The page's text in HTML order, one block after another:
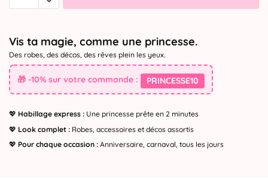
Vis ta magie, comme une princesse.
Des robes, des décos, des rêves plein les yeux.
🎁 -10% sur votre commande : PRINCESSE10
💖 Habillage express : Une princesse prête en 2 minutes
💖 Look complet : Robes, accessoires et décos assortis
💖 Pour chaque occasion : Anniversaire, carnaval, tous les jours